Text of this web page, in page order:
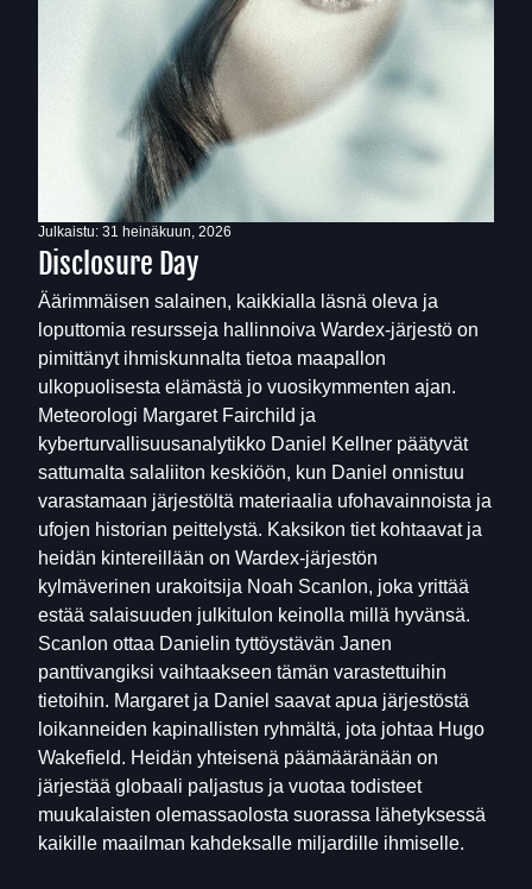
Julkaistu: 31 heinäkuun, 2026
Disclosure Day
Äärimmäisen salainen, kaikkialla läsnä oleva ja
loputtomia resursseja hallinnoiva Wardex-järjestö on
pimittänyt ihmiskunnalta tietoa maapallon
ulkopuolisesta elämästä jo vuosikymmenten ajan.
Meteorologi Margaret Fairchild ja
kyberturvallisuusanalytikko Daniel Kellner päätyvät
sattumalta salaliiton keskiöön, kun Daniel onnistuu
varastamaan järjestöltä materiaalia ufohavainnoista ja
ufojen historian peittelystä. Kaksikon tiet kohtaavat ja
heidän kintereillään on Wardex-järjestön
kylmäverinen urakoitsija Noah Scanlon, joka yrittää
estää salaisuuden julkitulon keinolla millä hyvänsä.
Scanlon ottaa Danielin tyttöystävän Janen
panttivangiksi vaihtaakseen tämän varastettuihin
tietoihin. Margaret ja Daniel saavat apua järjestöstä
loikanneiden kapinallisten ryhmältä, jota johtaa Hugo
Wakefield. Heidän yhteisenä päämääränään on
järjestää globaali paljastus ja vuotaa todisteet
muukalaisten olemassaolosta suorassa lähetyksessä
kaikille maailman kahdeksalle miljardille ihmiselle.